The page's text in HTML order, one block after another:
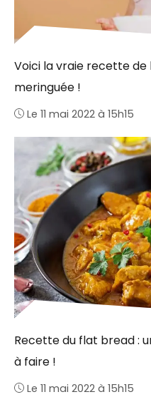
Voici la vraie recette
meringuée !
Le 11 mai 2022 à 15h15
Recette du flat bread :
à faire !
Le 11 mai 2022 à 15h15